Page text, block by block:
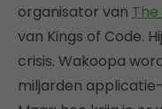
organisator van
van Kings of Code.
crisis. Wakoopa
miljarden